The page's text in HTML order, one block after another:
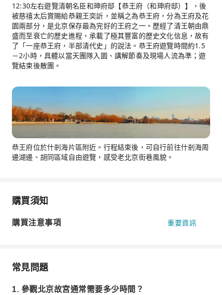
12:30左右遊覽清朝名臣和珅府邸【恭王府（和珅府邸）】，後
被慈禧太后賞賜給恭親王奕訢，並稱之為恭王府，分為王府及花
園兩部分，是北京保存最為完好的王府之一。歷經了清王朝由鼎
盛而至衰亡的歷史進程，承載了極其豐富的歷史文化信息，故有
了「一座恭王府，半部清代史」的說法。恭王府遊覽時間約1.5
－2小時，具體以當天團隊入園、講解節奏及現場人流為準；遊
覽結束後散團。
恭王府位於什剎海片區附近。行程結束後，可自行前往什剎海周
邊湖邊、胡同區域自由遊覽，感受老北京街巷風貌。
購買須知
購買注意事項 重要資訊
常見問題
1. 參觀北京故宮通常需要多少時間？